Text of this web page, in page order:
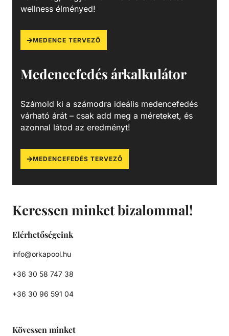
Keressen minket bizalommal!
Elérhetőségeink
info@orkapool.hu
+36 30 58 747 38
+36 30 96 591 04
Kövessen minket
wellness élményed!
MEDENCE TERVEZŐ
Medencefedés árkalkulátor
Számold ki a számodra ideális medencefedés
várható árát – csak add meg a méreteket, és
azonnal látod az eredményt!
MEDENCEFEDÉS TERVEZŐ